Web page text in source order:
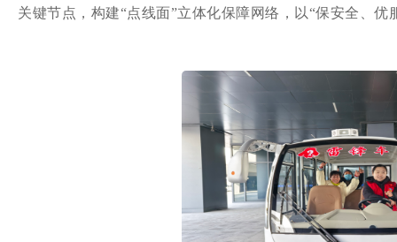
关键节点，构建“点线面”立体化保障网络，以“保安全、